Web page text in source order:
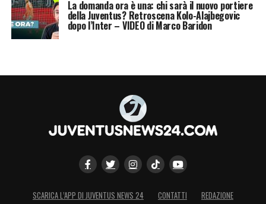
La domanda ora è una: chi sarà il nuovo portiere
della Juventus? Retroscena Kolo-Alajbegovic
dopo l’Inter – VIDEO di Marco Baridon
SCARICA L’APP DI JUVENTUS NEWS 24 CONTATTI REDAZIONE